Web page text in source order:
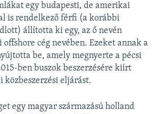
egy budapesti, de amerikai
is rendelkező férfi (a korábbi
állította ki egy, az ő nevén
cég nevében. Ezeket annak a
be, amely megnyerte a pécsi
ben buszok beszerzésére kiírt
közbeszerzési eljárást.
egy magyar származású holland